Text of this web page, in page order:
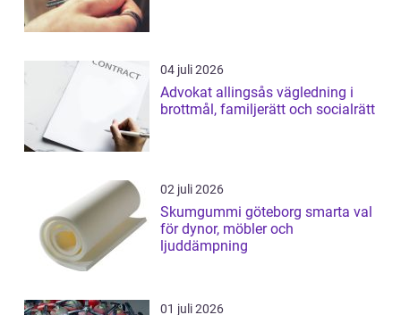
04 juli 2026
Advokat allingsås vägledning i
brottmål, familjerätt och socialrätt
02 juli 2026
Skumgummi göteborg smarta val
för dynor, möbler och
ljuddämpning
01 juli 2026